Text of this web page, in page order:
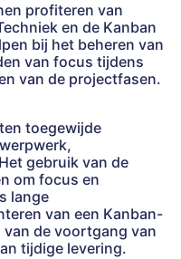
profiteren van
en de Kanban
bij het beheren van
van focus tijdens
van de projectfasen.
toegewijde
gebruik van de
om focus en
lange
van een Kanban-
de voortgang van
tijdige levering.